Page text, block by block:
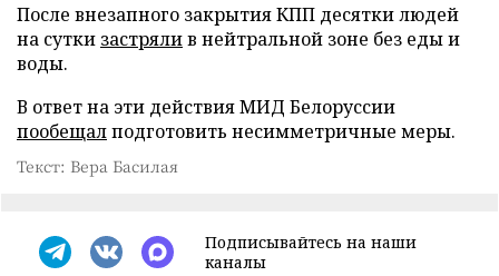
После внезапного закрытия КПП десятки людей
на сутки застрялив нейтральной зоне без еды и
воды.
В ответ на эти действия МИД Белоруссии
пообещалподготовить несимметричные меры.
Текст: Вера Басилая
Подписывайтесь на наши
каналы